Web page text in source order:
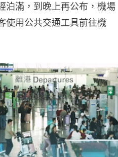
泊滿，到晚上再公布，機場
使用公共交通工具前往機